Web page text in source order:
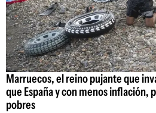
Marruecos, el reino pujante que
que España y con menos inflación,
pobres